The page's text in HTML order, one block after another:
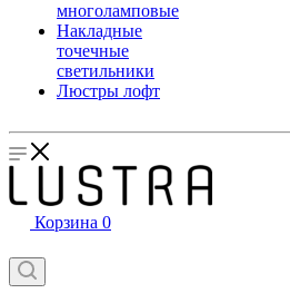
многоламповые
Накладные
точечные
светильники
Люстры лофт
Корзина 0